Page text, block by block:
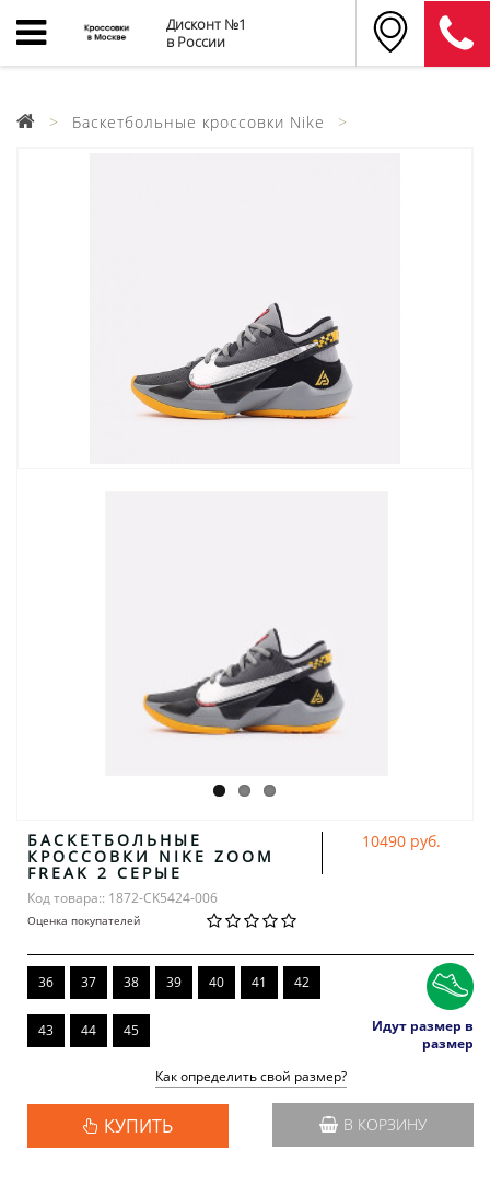
Дисконт №1
в России
Баскетбольные кроссовки Nike
БАСКЕТБОЛЬНЫЕ
КРОССОВКИ NIKE ZOOM
FREAK 2 СЕРЫЕ
Код товара:: 1872-CK5424-006
Оценка покупателей
10490 руб.
36 37 38 39 40 41 42
43 44 45
Идут размер в
размер
Как определить свой размер?
КУПИТЬ В КОРЗИНУ